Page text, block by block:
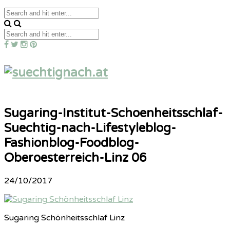
Sugaring-Institut-Schoenheitsschlaf-
Suechtig-nach-Lifestyleblog-
Fashionblog-Foodblog-
Oberoesterreich-Linz 06
24/10/2017
Sugaring Schönheitsschlaf Linz